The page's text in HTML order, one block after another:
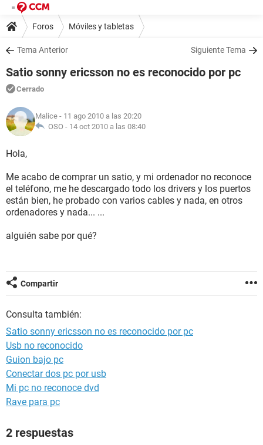
Foros Móviles y tabletas
Tema Anterior Siguiente Tema
Satio sonny ericsson no es reconocido por pc
Cerrado
Malice - 11 ago 2010 a las 20:20
OSO - 14 oct 2010 a las 08:40
Hola,
Me acabo de comprar un satio, y mi ordenador no reconoce
el teléfono, me he descargado todo los drivers y los puertos
están bien, he probado con varios cables y nada, en otros
ordenadores y nada... ...
alguién sabe por qué?
Compartir
Consulta también:
Satio sonny ericsson no es reconocido por pc
Usb no reconocido
Guion bajo pc
Conectar dos pc por usb
Mi pc no reconoce dvd
Rave para pc
2 respuestas